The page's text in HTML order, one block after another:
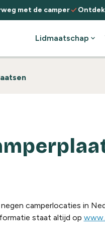
met de campercheck
Lidmaatschap expand_more
camperlocaties in
staat altijd op